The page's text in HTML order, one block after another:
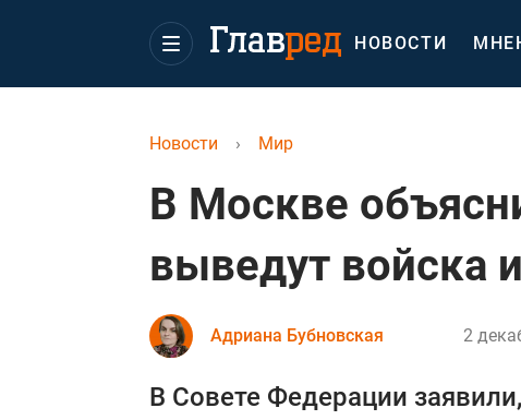
НОВОСТИ
Новости › Мир
В Москве
выведут войска
Адриана Бубновская 2
В Совете Федерации